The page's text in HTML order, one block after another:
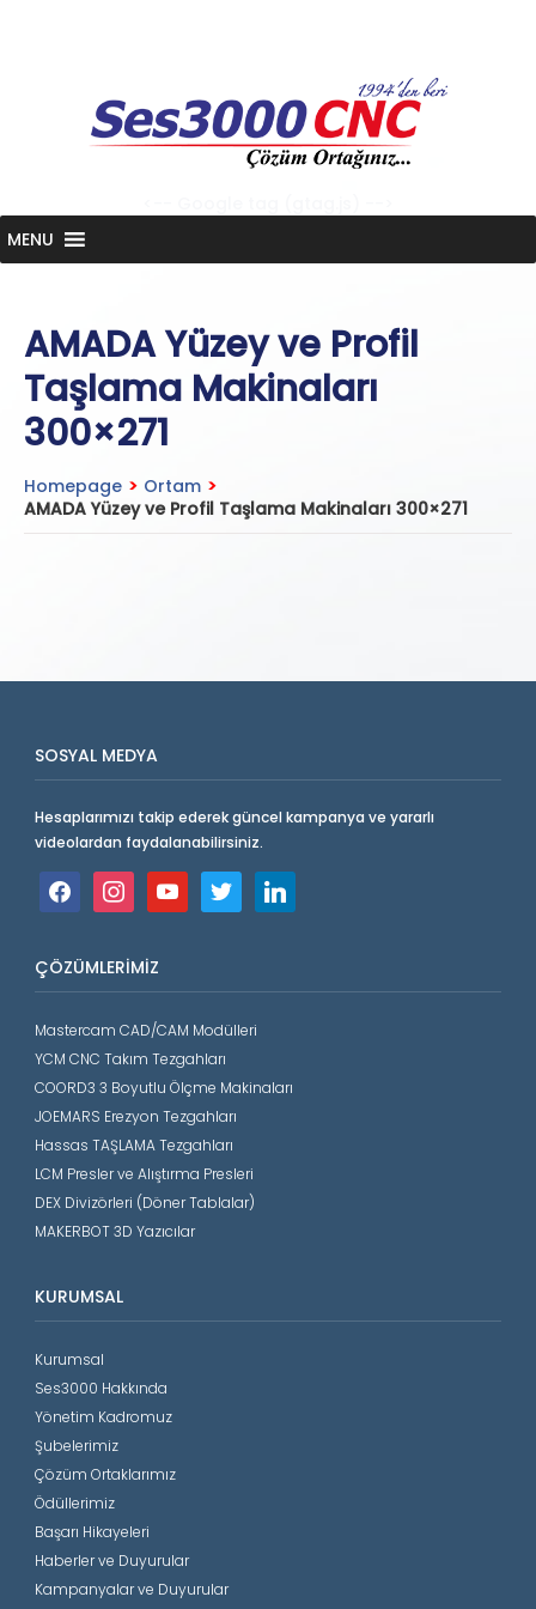
content
MENU
AMADA Yüzey ve Profil
Taşlama Makinaları
300×271
Homepage > Ortam >
AMADA Yüzey ve Profil Taşlama Makinaları 300×271
SOSYAL MEDYA
Hesaplarımızı takip ederek güncel kampanya ve yararlı
videolardan faydalanabilirsiniz.
facebookinstagramyoutube twitter linkedin
ÇÖZÜMLERIMIZ
Mastercam CAD/CAM Modülleri
YCM CNC Takım Tezgahları
COORD3 3 Boyutlu Ölçme Makinaları
JOEMARS Erezyon Tezgahları
Hassas TAŞLAMA Tezgahları
LCM Presler ve Alıştırma Presleri
DEX Divizörleri (Döner Tablalar)
MAKERBOT 3D Yazıcılar
KURUMSAL
Kurumsal
Ses3000 Hakkında
Yönetim Kadromuz
Şubelerimiz
Çözüm Ortaklarımız
Ödüllerimiz
Başarı Hikayeleri
Haberler ve Duyurular
Kampanyalar ve Duyurular